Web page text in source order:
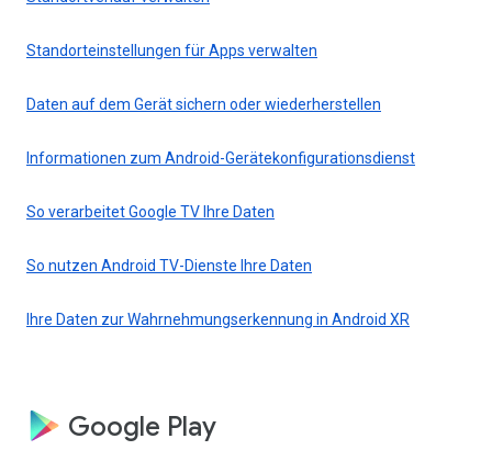
Standorteinstellungen für Apps verwalten
Daten auf dem Gerät sichern oder wiederherstellen
Informationen zum Android-Gerätekonfigurationsdienst
So verarbeitet Google TV Ihre Daten
So nutzen Android TV-Dienste Ihre Daten
Ihre Daten zur Wahrnehmungserkennung in Android XR
Google Play